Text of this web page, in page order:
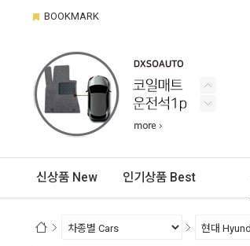
BOOKMARK
신상품 New 인기상품 Best